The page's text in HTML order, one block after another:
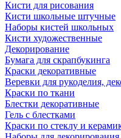
Кисти для рисования
Кисти школьные штучные
Наборы кистей школьных
Кисти художественные
Декорирование
Бумага для скрапбукинга
Краски декоративные
Веревки для рукоделия,
Краски по ткани
Блестки декоративные
Гель с блестками
Краски по стеклу и